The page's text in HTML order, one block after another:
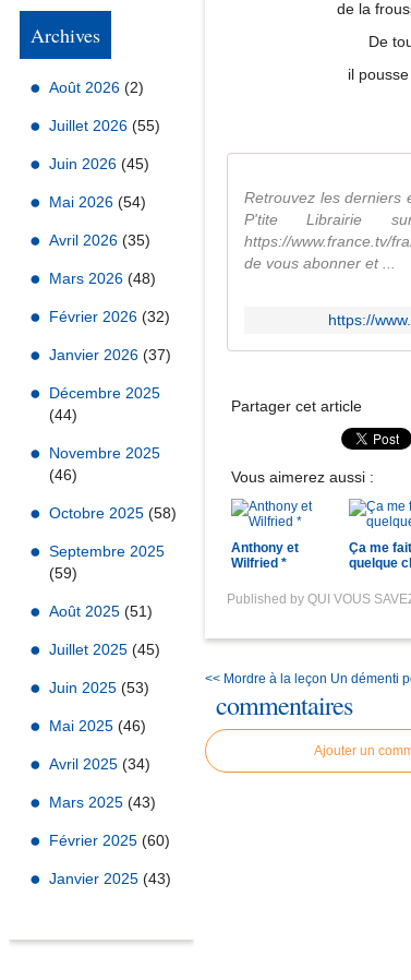
Archives
Août 2026 (2)
Juillet 2026 (55)
Juin 2026 (45)
Mai 2026 (54)
Avril 2026 (35)
Mars 2026 (48)
Février 2026 (32)
Janvier 2026 (37)
Décembre 2025
(44)
Novembre 2025
(46)
Octobre 2025 (58)
Septembre 2025
(59)
Août 2025 (51)
Juillet 2025 (45)
Juin 2025 (53)
Mai 2025 (46)
Avril 2025 (34)
Mars 2025 (43)
Février 2025 (60)
Janvier 2025 (43)
de la
De
il pousse
Retrouvez les derniers
P'tite Librairie
https://www.france.tv/
de vous abonner et ...
https://
Partager cet article
Vous aimerez aussi :
Anthony et
Wilfried *
Ça me fait
quelque
Published by QUI VOUS
<< Mordre à la leçon Un démenti
commentaires
Ajouter un